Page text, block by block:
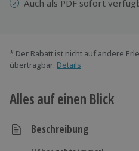
Auch als PDF sofort
* Der Rabatt ist nicht auf andere
übertragbar. Details
Alles auf einen Blick
Beschreibung